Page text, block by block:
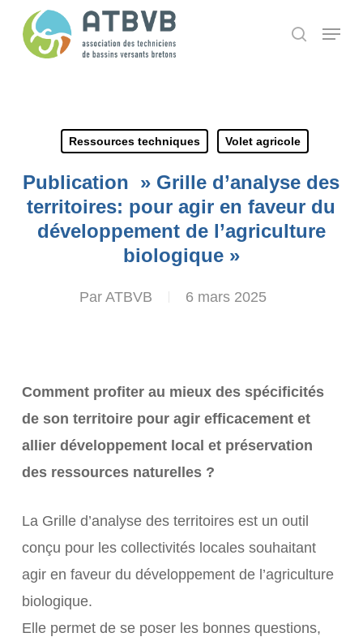
search
Menu
Ressources techniques Volet agricole
Publication » Grille d’analyse des
territoires: pour agir en faveur du
développement de l’agriculture
biologique »
Par ATBVB 6 mars 2025
Comment profiter au mieux des spécificités
de son territoire pour agir efficacement et
allier développement local et préservation
des ressources naturelles ?
La Grille d’analyse des territoires est un outil
conçu pour les collectivités locales souhaitant
agir en faveur du développement de l’agriculture
biologique.
Elle permet de se poser les bonnes questions,
Panneau de gestion des cookies